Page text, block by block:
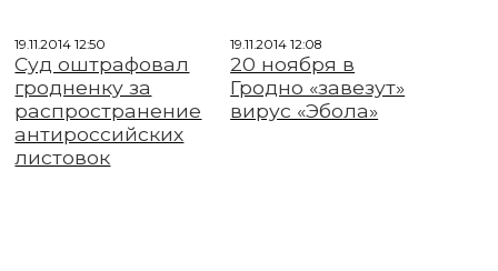
19.11.2014 12:50
Суд оштрафовал
гродненку за
распространение
антироссийских
листовок
19.11.2014 12:08
20 ноября в
Гродно «завезут»
вирус «Эбола»